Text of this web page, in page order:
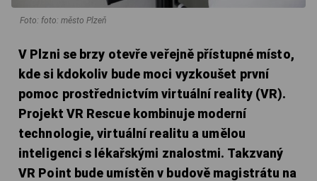
Foto: foto: město Plzeň
V Plzni se brzy otevře veřejně přístupné místo,
kde si kdokoliv bude moci vyzkoušet první
pomoc prostřednictvím virtuální reality (VR).
Projekt VR Rescue kombinuje moderní
technologie, virtuální realitu a umělou
inteligenci s lékařskými znalostmi. Takzvaný
VR Point bude umístěn v budově magistrátu na